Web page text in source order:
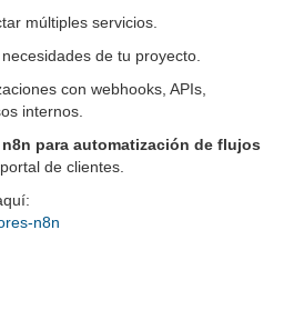
múltiples servicios.
de tu proyecto.
con webhooks, APIs,
internos.
n8n para automatización de flujos
de clientes.
n8n